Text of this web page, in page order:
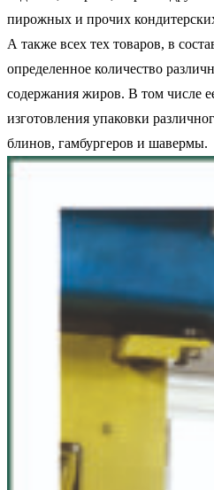
пирожных и прочих
А также всех тех товаров, в
определенное количество
содержания жиров. В том числе
изготовления упаковки
блинов, гамбургеров и шавермы.